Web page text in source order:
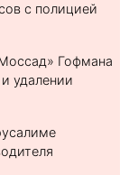
с полицией
Гофмана
удалении